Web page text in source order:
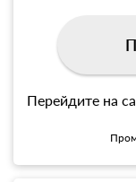
Перейдите на